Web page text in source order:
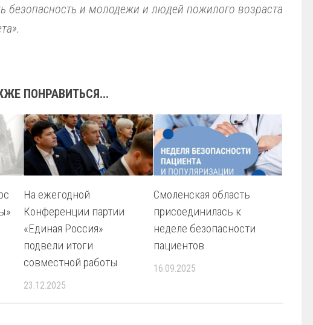
безопасность и молодежи и людей пожилого возраста
ПОНРАВИТЬСЯ...
На ежегодной
Конференции партии
«Единая Россия»
подвели итоги
совместной работы
23.12.2025
Смоленская область
присоединилась к
неделе безопасности
пациентов
16.09.2025